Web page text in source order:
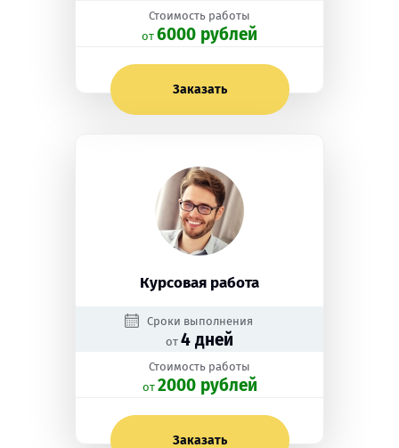
Стоимость работы
oт 6000 рублей
Заказать
Курсовая работа
Сроки выполнения
от 4 дней
Стоимость работы
oт 2000 рублей
Заказать